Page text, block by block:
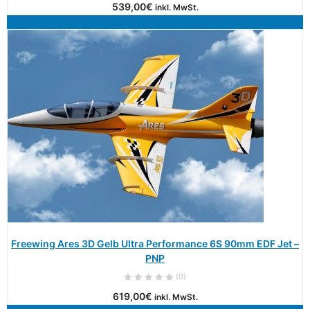
539,00€ inkl. MwSt.
Freewing Ares 3D Gelb Ultra Performance 6S 90mm EDF Jet –
PNP
(0)
619,00€ inkl. MwSt.